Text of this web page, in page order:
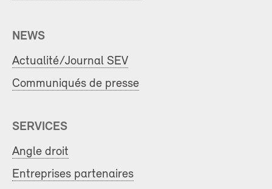
NEWS
Actualité/Journal SEV
Communiqués de presse
SERVICES
Angle droit
Entreprises partenaires